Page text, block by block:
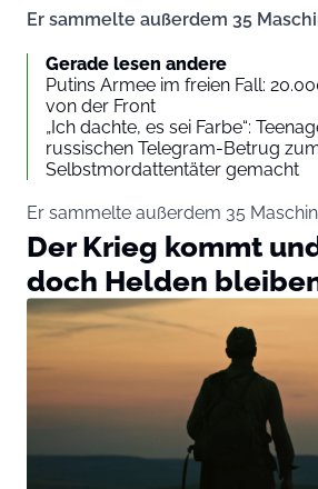
Er sammelte außerdem 35
Gerade lesen andere
Putins Armee im freien Fall:
von der Front
„Ich dachte, es sei Farbe“:
russischen Telegram-Betrug
Selbstmordattentäter gemacht
Er sammelte außerdem 35
Der Krieg kommt
doch Helden